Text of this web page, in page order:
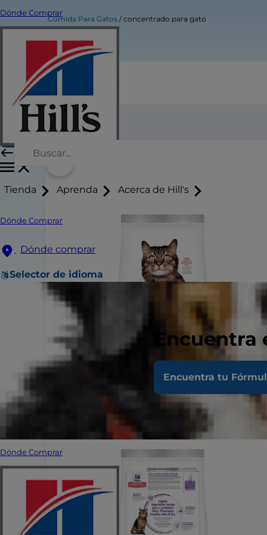
Dónde Comprar
Tienda Aprenda Acerca de Hill's
Dónde Comprar
Dónde comprar
Selector de idioma
Encuentra tu
Dónde Comprar
Comida Para Gatos concentrado para gato
concentrado para gato
Comprar Ahora